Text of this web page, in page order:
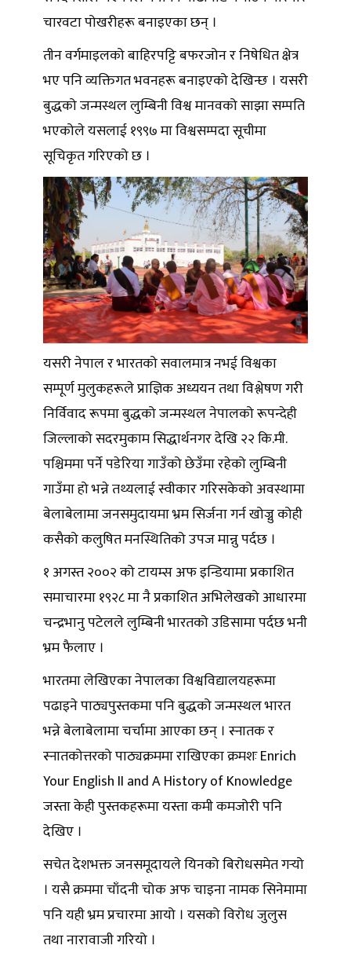
चारवटा पोखरीहरू बनाइएका छन् ।
तीन वर्गमाइलको बाहिरपट्टि बफरजोन र निषेधित क्षेत्र
भए पनि व्यक्तिगत भवनहरू बनाइएको देखिन्छ । यसरी
बुद्धको जन्मस्थल लुम्बिनी विश्व मानवको साझा सम्पति
भएकोले यसलाई १९९७ मा विश्वसम्पदा सूचीमा
सूचिकृत गरिएको छ ।
यसरी नेपाल र भारतको सवालमात्र नभई विश्वका
सम्पूर्ण मुलुकहरूले प्राज्ञिक अध्ययन तथा विश्लेषण गरी
निर्विवाद रूपमा बुद्धको जन्मस्थल नेपालको रूपन्देही
जिल्लाको सदरमुकाम सिद्धार्थनगर देखि २२ कि.मी.
पश्चिममा पर्ने पडेरिया गाउँको छेउँमा रहेको लुम्बिनी
गाउँमा हो भन्ने तथ्यलाई स्वीकार गरिसकेको अवस्थामा
बेलाबेलामा जनसमुदायमा भ्रम सिर्जना गर्न खोज्नु कोही
कसैको कलुषित मनस्थितिको उपज मान्नु पर्दछ ।
१ अगस्त २००२ को टायम्स अफ इन्डियामा प्रकाशित
समाचारमा १९२८ मा नै प्रकाशित अभिलेखको आधारमा
चन्द्रभानु पटेलले लुम्बिनी भारतको उडिसामा पर्दछ भनी
भ्रम फैलाए ।
भारतमा लेखिएका नेपालका विश्वविद्यालयहरूमा
पढाइने पाठ्यपुस्तकमा पनि बुद्धको जन्मस्थल भारत
भन्ने बेलाबेलामा चर्चामा आएका छन् । स्नातक र
स्नातकोत्तरको पाठ्यक्रममा राखिएका क्रमशः Enrich
Your English II and A History of Knowledge
जस्ता केही पुस्तकहरूमा यस्ता कमी कमजोरी पनि
देखिए ।
सचेत देशभक्त जनसमूदायले यिनको बिरोधसमेत गर्‍यो
। यसै क्रममा चाँदनी चोक अफ चाइना नामक सिनेमामा
पनि यही भ्रम प्रचारमा आयो । यसको विरोध जुलुस
तथा नारावाजी गरियो ।